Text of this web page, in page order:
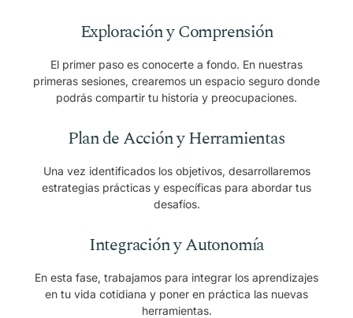
Exploración y Comprensión
El primer paso es conocerte a fondo. En nuestras
primeras sesiones, crearemos un espacio seguro donde
podrás compartir tu historia y preocupaciones.
Plan de Acción y Herramientas
Una vez identificados los objetivos, desarrollaremos
estrategias prácticas y específicas para abordar tus
desafíos.
Integración y Autonomía
En esta fase, trabajamos para integrar los aprendizajes
en tu vida cotidiana y poner en práctica las nuevas
herramientas.